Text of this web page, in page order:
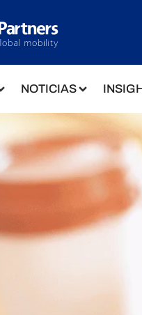
NOTICIAS